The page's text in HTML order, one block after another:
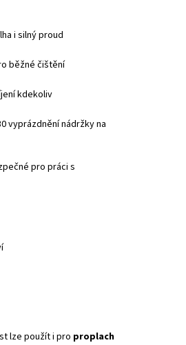
i silný proud
běžné čištění
kdekoliv
vyprázdnění nádržky na
pro práci s
lze použít i pro proplach